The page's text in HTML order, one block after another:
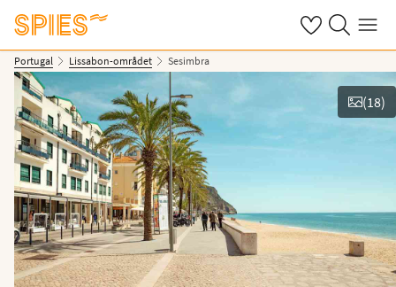
Se dine gemte
Søg påMenu
Portugal Lissabon-området Sesimbra
Vis billeder
(18)